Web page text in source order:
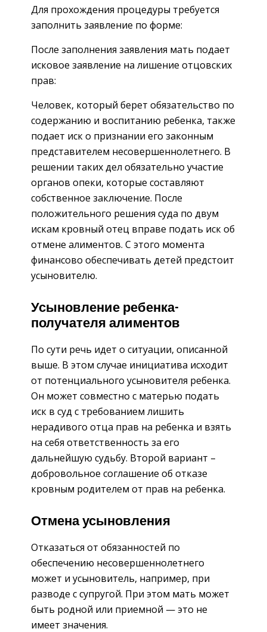
Для прохождения процедуры требуется
заполнить заявление по форме:
После заполнения заявления мать подает
исковое заявление на лишение отцовских
прав:
Человек, который берет обязательство по
содержанию и воспитанию ребенка, также
подает иск о признании его законным
представителем несовершеннолетнего. В
решении таких дел обязательно участие
органов опеки, которые составляют
собственное заключение. После
положительного решения суда по двум
искам кровный отец вправе подать иск об
отмене алиментов. С этого момента
финансово обеспечивать детей предстоит
усыновителю.
Усыновление ребенка-
получателя алиментов
По сути речь идет о ситуации, описанной
выше. В этом случае инициатива исходит
от потенциального усыновителя ребенка.
Он может совместно с матерью подать
иск в суд с требованием лишить
нерадивого отца прав на ребенка и взять
на себя ответственность за его
дальнейшую судьбу. Второй вариант –
добровольное соглашение об отказе
кровным родителем от прав на ребенка.
Отмена усыновления
Отказаться от обязанностей по
обеспечению несовершеннолетнего
может и усыновитель, например, при
разводе с супругой. При этом мать может
быть родной или приемной — это не
имеет значения.